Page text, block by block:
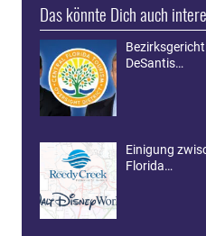
Das könnte Dich auch
DeSantis…
Einigung
Florida…